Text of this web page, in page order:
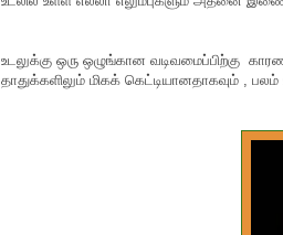
உடலுக்கு ஒரு ஒழுங்கான வடிவமைப்பிற்கு
தாதுக்களிலும் மிகக் கெட்டியானதாகவும் ,